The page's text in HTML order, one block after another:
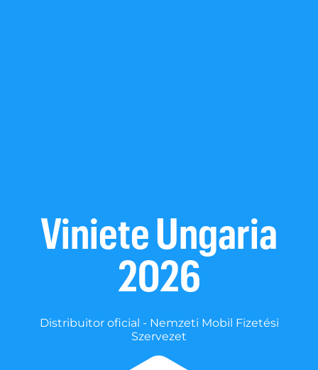
Viniete Ungaria
2026
Distribuitor oficial - Nemzeti Mobil Fizetési
Szervezet